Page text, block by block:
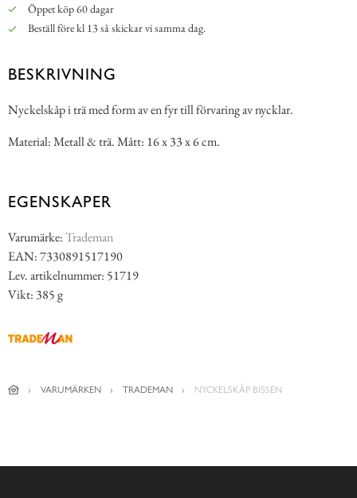
Öppet köp 60 dagar
Beställ före kl 13 så skickar vi samma dag.
BESKRIVNING
Nyckelskåp i trä med form av en fyr till förvaring av nycklar.
Material: Metall & trä. Mått: 16 x 33 x 6 cm.
EGENSKAPER
Varumärke:Trademan
EAN: 7330891517190
Lev. artikelnummer: 51719
Vikt: 385 g
VARUMÄRKEN TRADEMAN NYCKELSKÅP BISSEN